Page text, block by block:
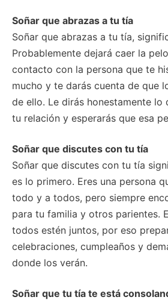
Soñar que abrazas a tu tía
Soñar que abrazas a tu tía,
Probablemente dejará caer la
contacto con la persona que te
mucho y te darás cuenta de que
de ello. Le dirás honestamente lo
tu relación y esperarás que esa
Soñar que discutes con tu tía
Soñar que discutes con tu tía
es lo primero. Eres una persona
todo y a todos, pero siempre
para tu familia y otros parientes.
todos estén juntos, por eso
celebraciones, cumpleaños y
donde los verán.
Soñar que tu tía te está